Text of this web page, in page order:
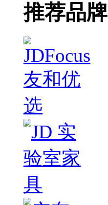
推荐品牌